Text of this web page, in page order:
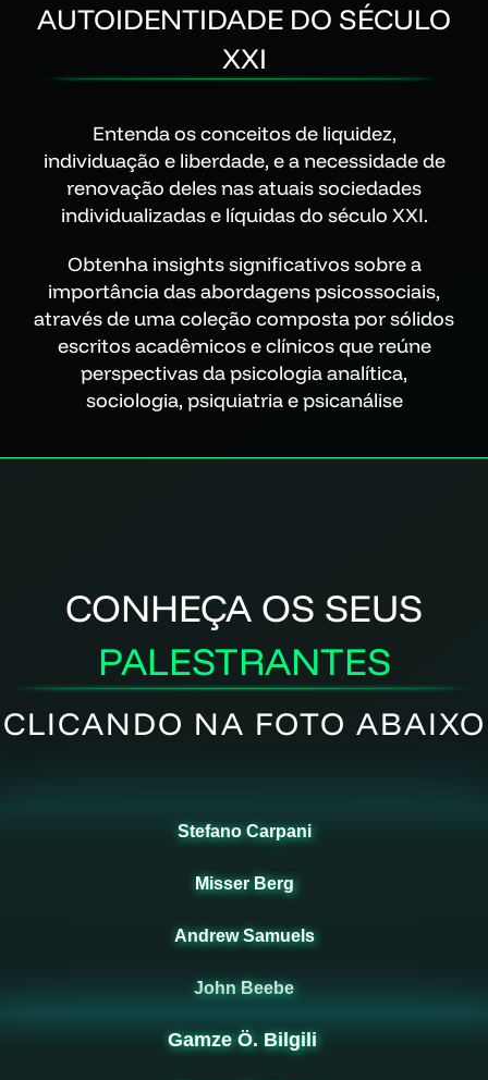
AUTOIDENTIDADE DO SÉCULO
XXI
Entenda os conceitos de liquidez,
individuação e liberdade, e a necessidade de
renovação deles nas atuais sociedades
individualizadas e líquidas do século XXI.
Obtenha insights significativos sobre a
importância das abordagens psicossociais,
através de uma coleção composta por sólidos
escritos acadêmicos e clínicos que reúne
perspectivas da psicologia analítica,
sociologia, psiquiatria e psicanálise
CONHEÇA OS SEUS
PALESTRANTES
CLICANDO NA FOTO ABAIXO
Stefano Carpani
Misser Berg
Andrew Samuels
John Beebe
Gamze Ö. Bilgili